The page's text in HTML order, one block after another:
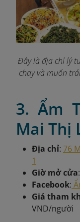
Đây là địa chỉ lý
chay và muốn
3. Ẩm
Mai Thị
Địa chỉ: 76
1
Giờ mở cửa
Facebook:
Giá tham
VND/người